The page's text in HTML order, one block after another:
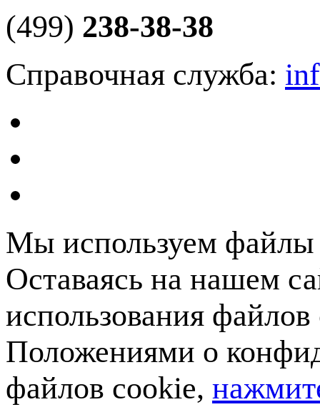
(499) 238-38-38
Справочная служба:
Мы используем файлы
Оставаясь на нашем
использования
Положениями о
файлов cookie,